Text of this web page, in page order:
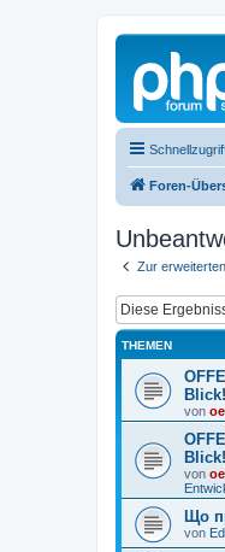
Foren-
Zur
THEMEN
von
von
Що
von